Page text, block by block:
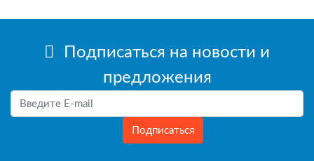
Подписаться на новости и
предложения
Подписаться